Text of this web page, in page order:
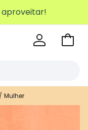
aproveitar!
Ir
Mulher